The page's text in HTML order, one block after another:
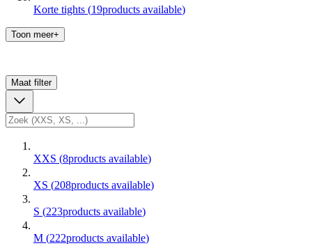
Korte tights (19products available)
Toon meer+
Maat filter
XXS (8products available)
XS (208products available)
S (223products available)
M (222products available)